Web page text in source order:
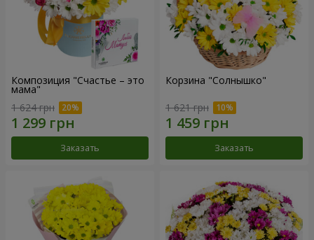
Композиция "Счастье – это
мама"
1 624 грн
Заказать
Корзина "Солнышко"
1 621 грн
Заказать